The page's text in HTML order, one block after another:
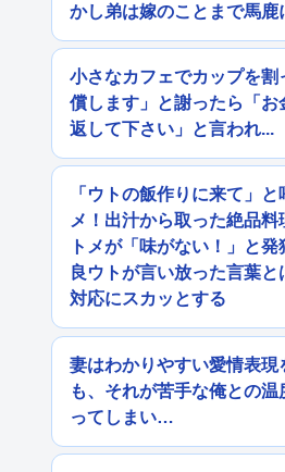
かし弟は嫁のことまで馬
小さなカフェでカップを
償します」と謝ったら「
返して下さい」と言われ...
「ウトの飯作りに来て」
メ！出汁から取った絶品
トメが「味がない！」と
良ウトが言い放った言葉
対応にスカッとする
妻はわかりやすい愛情表
も、それが苦手な俺との
ってしまい…